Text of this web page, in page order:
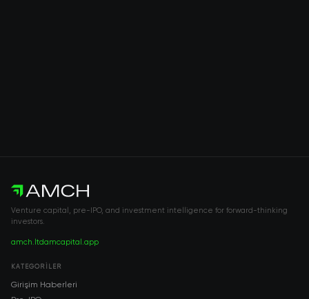
Venture capital, pre-IPO, and investment intelligence for forward-thinking
investors.
amch.ltdamcapital.app
KATEGORILER
Girişim Haberleri